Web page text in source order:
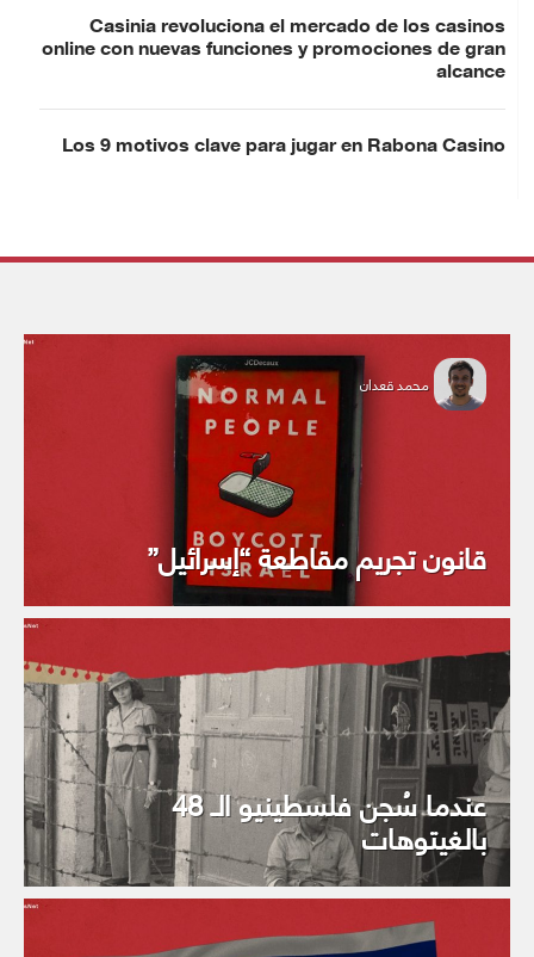
Casinia revoluciona el mercado de los casinos
online con nuevas funciones y promociones de gran
alcance
Los 9 motivos clave para jugar en Rabona Casino
محمد قعدان
قانون تجريم مقاطعة “إسرائيل”
عندما سُجن فلسطينيو الـ 48
بالغيتوهات